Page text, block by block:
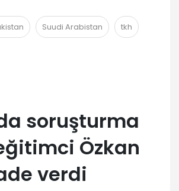
Suudi Arabistan tkh
soruşturma
Özkan
verdi